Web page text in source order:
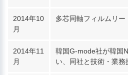
2014年10
月
多芯同軸フィルムリー
2014年11
月
韓国G-mode社が韓国
い、同社と技術・業務